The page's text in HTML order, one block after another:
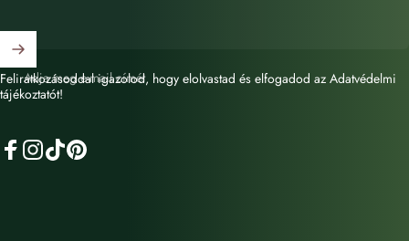
Adja meg e-mail címét
Feliratkozásoddal igazolod, hogy elolvastad és elfogadod az Adatvédelmi
tájékoztatót!